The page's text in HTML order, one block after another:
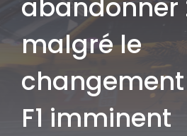
abandonner
malgré le
F1 imminent